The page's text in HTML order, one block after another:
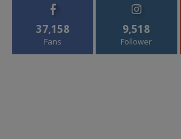
37,158
Fans
9,518
Follower